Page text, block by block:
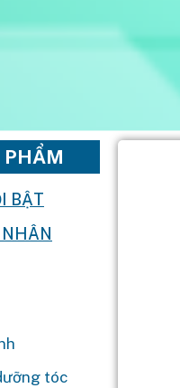
BẬT
tóc